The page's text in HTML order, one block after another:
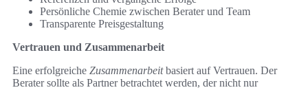
Persönliche Chemie zwischen Berater und Team
Transparente Preisgestaltung
Vertrauen und Zusammenarbeit
Eine erfolgreiche Zusammenarbeitbasiert auf Vertrauen. Der
Berater sollte als Partner betrachtet werden, der nicht nur